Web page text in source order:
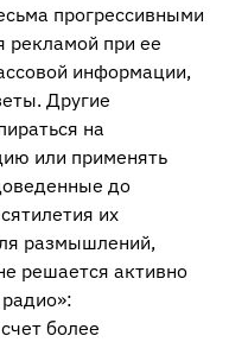
прогрессивными
рекламой при ее
информации,
Другие
на
или применять
до
их
размышлений,
решается активно
более